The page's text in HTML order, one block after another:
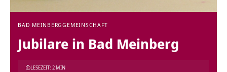
BAD MEINBERGGEMEINSCHAFT
Jubilare in Bad Meinberg
LESEZEIT: 2 MIN